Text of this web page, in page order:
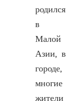
родился
в
Малой
Азии, в
городе,
многие
жители